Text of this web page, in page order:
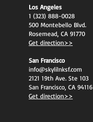
Los Angeles
1 (323) 888-0028
500 Montebello Blvd.
Rosemead, CA 91770
Get direction>>
San Francisco
info@skylilnksf.com
2121 19th Ave. Ste 103
San Francisco, CA 94116
Get direction>>